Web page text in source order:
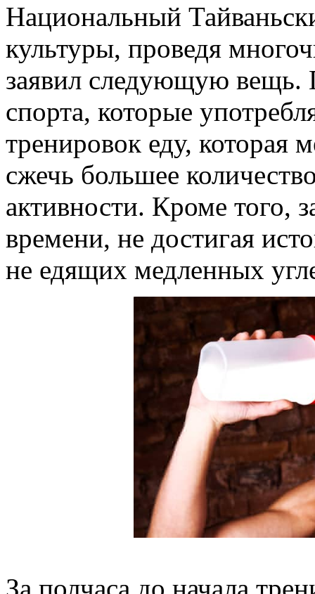
Национальный
культуры, проведя
заявил следующую вещь.
спорта, которые
тренировок еду, которая
сжечь большее
активности. Кроме того,
времени, не достигая
не едящих медленных
За полчаса до начала